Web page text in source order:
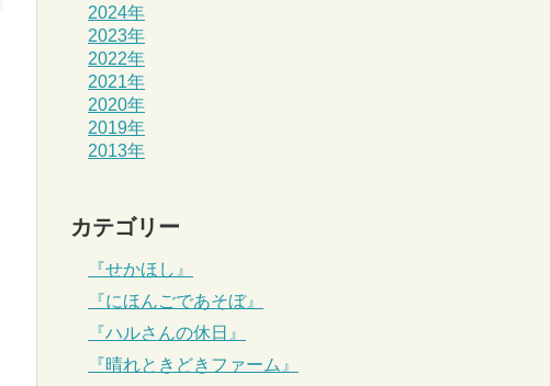
2024年
2023年
2022年
2021年
2020年
2019年
2013年
カテゴリー
『せかほし』
『にほんごであそぼ』
『ハルさんの休日』
『晴れときどきファーム』